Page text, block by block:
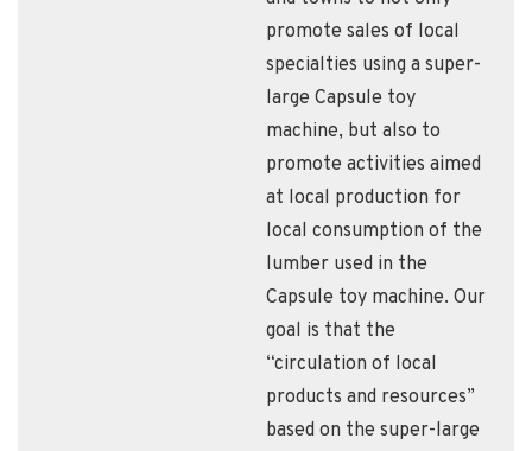
promote sales of local
specialties using a super-
large Capsule toy
machine, but also to
promote activities aimed
at local production for
local consumption of the
lumber used in the
Capsule toy machine. Our
goal is that the
“circulation of local
products and resources”
based on the super-large